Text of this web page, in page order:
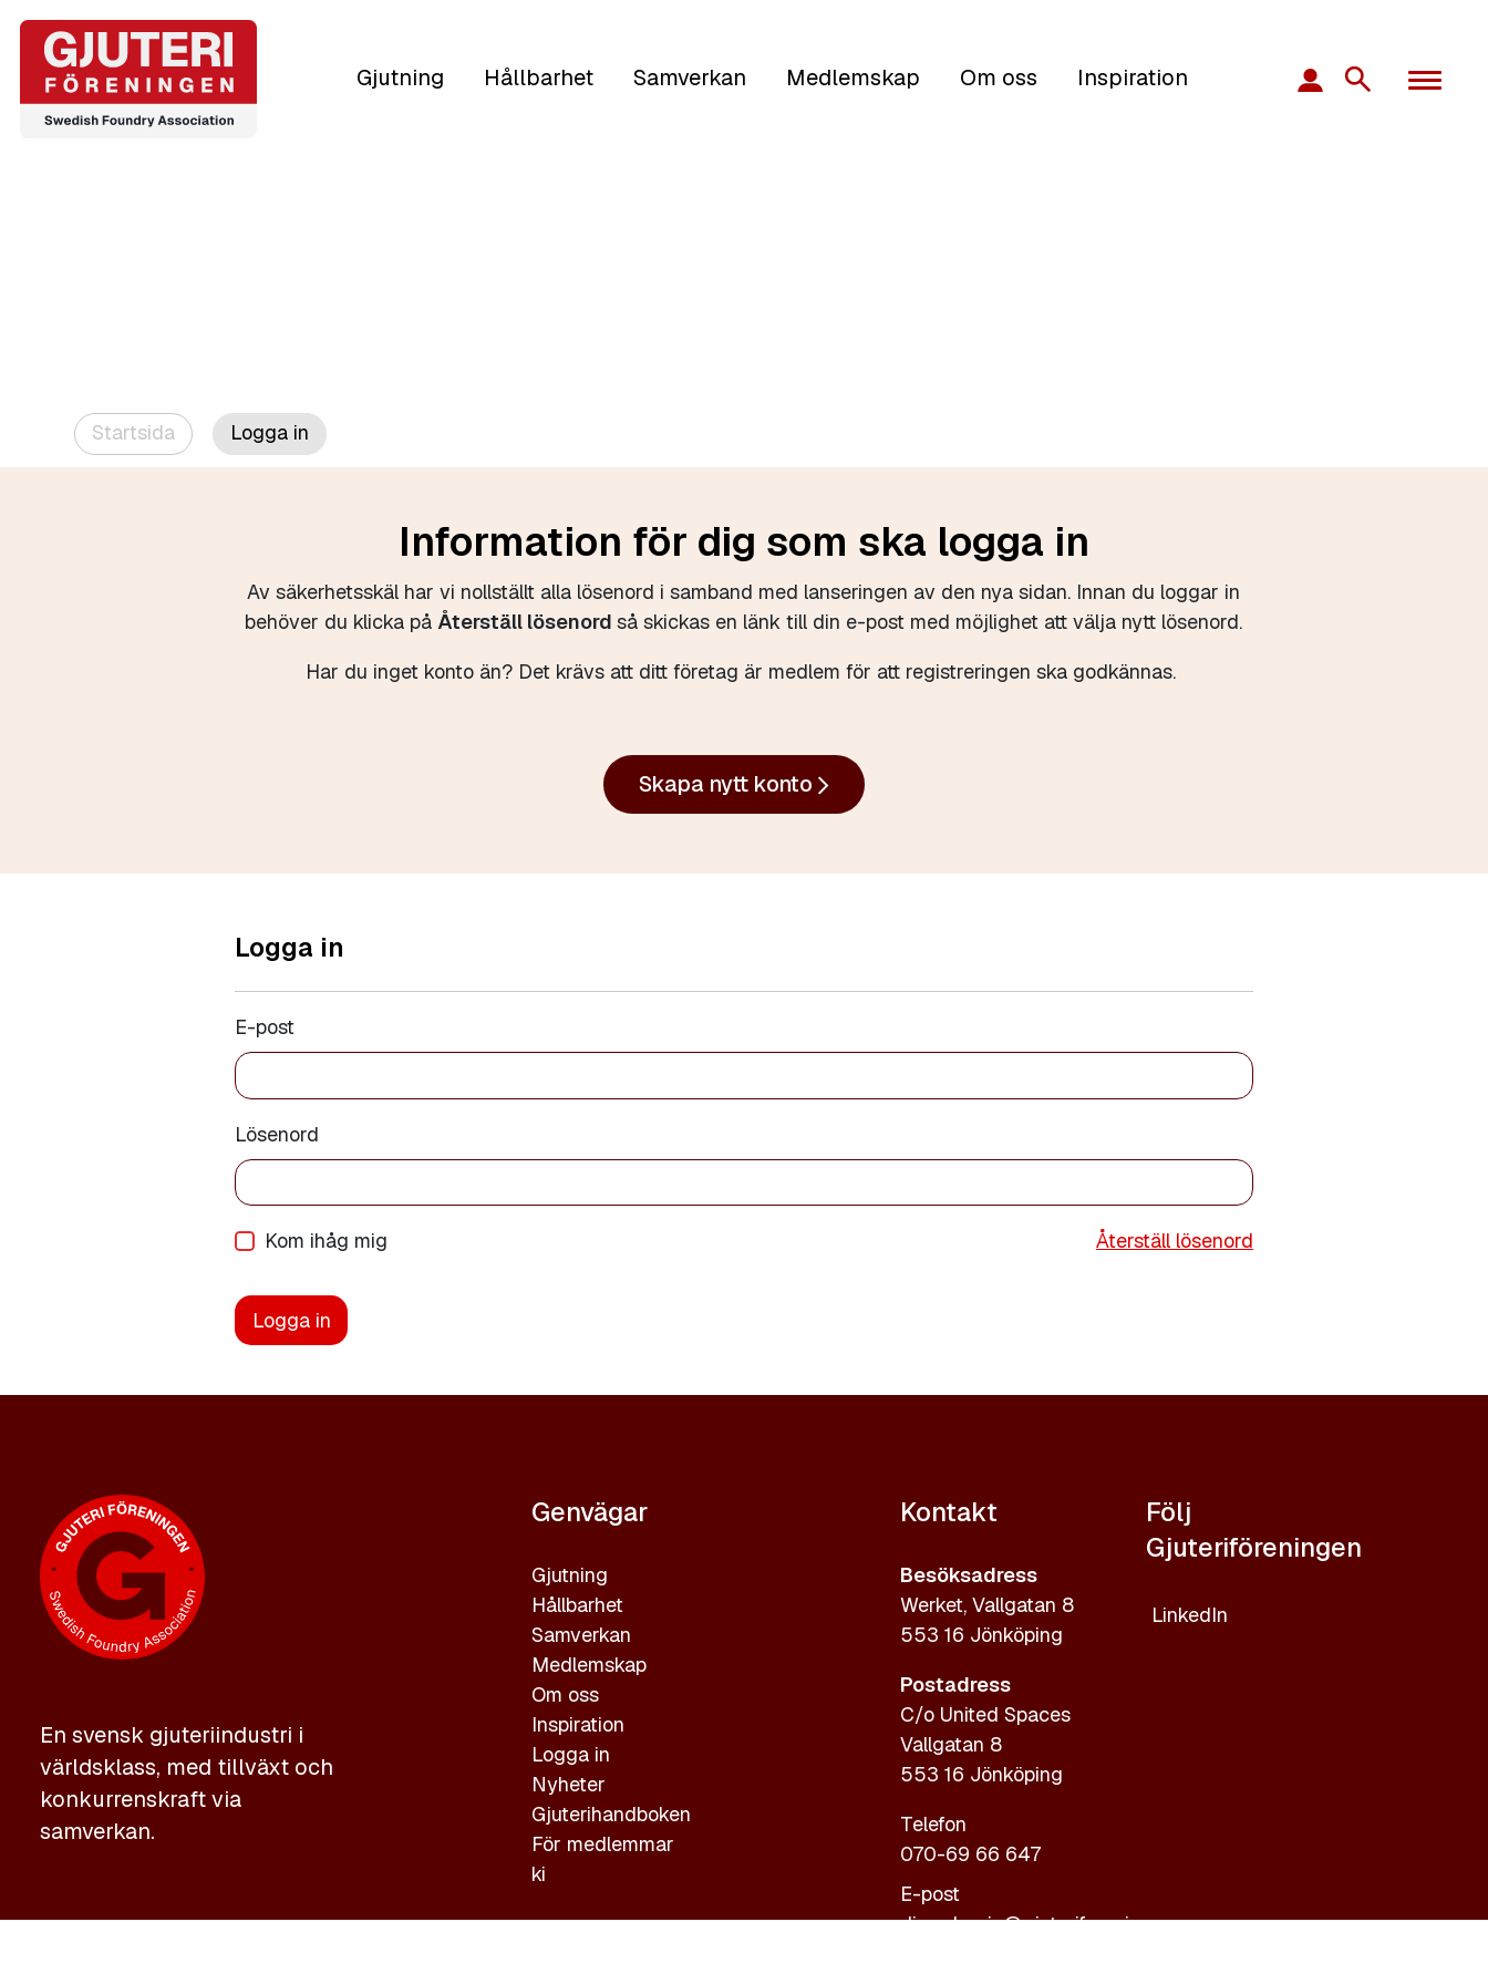
Gjutning Hållbarhet Samverkan Medlemskap Om oss Inspiration
Startsida Logga in
Information för dig som ska logga in
Av säkerhetsskäl har vi nollställt alla lösenord i samband med lanseringen av den nya sidan. Innan du loggar in
behöver du klicka påÅterställ lösenordså skickas en länk till din e-post med möjlighet att välja nytt lösenord.
Har du inget konto än? Det krävs att ditt företag är medlem för att registreringen ska godkännas.
Skapa nytt konto
Logga in
E-post
Lösenord
Kom ihåg mig Återställ lösenord
Logga in
En svensk gjuteriindustri i
världsklass, med tillväxt och
konkurrenskraft via
samverkan.
Genvägar
Gjutning
Hållbarhet
Samverkan
Medlemskap
Om oss
Inspiration
Logga in
Nyheter
Gjuterihandboken
För medlemmar
ki
Kontakt
Besöksadress
Werket, Vallgatan 8
553 16 Jönköping
Postadress
C/o United Spaces
Vallgatan 8
553 16 Jönköping
Telefon
070-69 66 647
E-post
diana.bogic@gjuteriforeningen.se
Följ
Gjuteriföreningen
LinkedIn